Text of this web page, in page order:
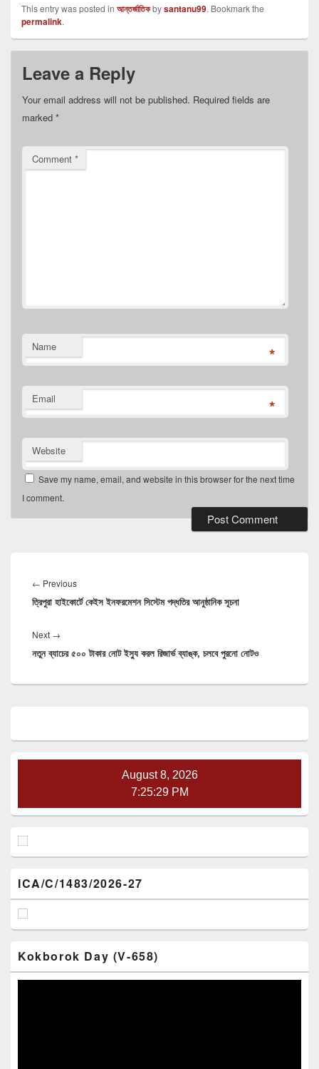
This entry was posted in আন্তর্জাতিকbysantanu99. Bookmark the
permalink.
Leave a Reply
Your email address will not be published. Required fields are
marked *
Comment *
Name *
Email *
Website
Save my name, email, and website in this browser for the next time
I comment.
navigation
← PreviousPrevious
post:
ত্রিপুরা হাইকোর্টে কেইস ইনফরমেশন সিস্টেম পদ্ধতির আনুষ্ঠানিক সূচনা
Next →
post:
নতুন ব্যাচের ৫০০ টাকার নোট ইস্যু করল রিজার্ভ ব্যাঙ্ক, চলবে পুরনো নোটও
Widget
August 8, 2026
7:25:29 PM
ICA/C/1483/2026-27
Kokborok Day (V-658)